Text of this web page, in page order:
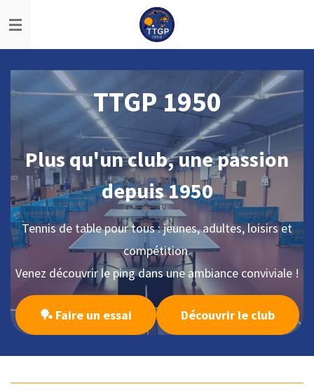
au
TTGP 1950
Plus qu'un club, une passion
depuis 1950
Tennis de table pour tous : jeunes, adultes, loisirs et
compétition.
Venez découvrir le ping dans une ambiance conviviale !
🏓 Faire un essai Découvrir le club